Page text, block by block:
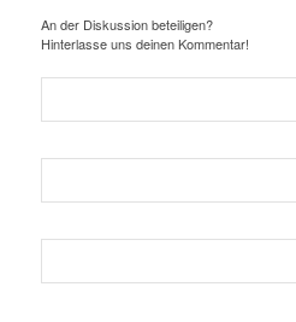
An der Diskussion beteiligen?
Hinterlasse uns deinen Kommentar!